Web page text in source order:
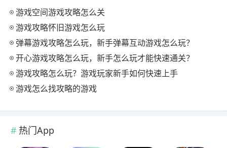
游戏空间游戏攻略怎么关
游戏攻略怀旧游戏怎么玩
弹幕游戏攻略怎么玩，新手弹幕互动游戏怎么玩？
开心游戏攻略怎么玩，新手怎么玩才能快速通关？
游戏攻略怎么玩？游戏玩家新手如何快速上手
游戏怎么找攻略的游戏
热门App